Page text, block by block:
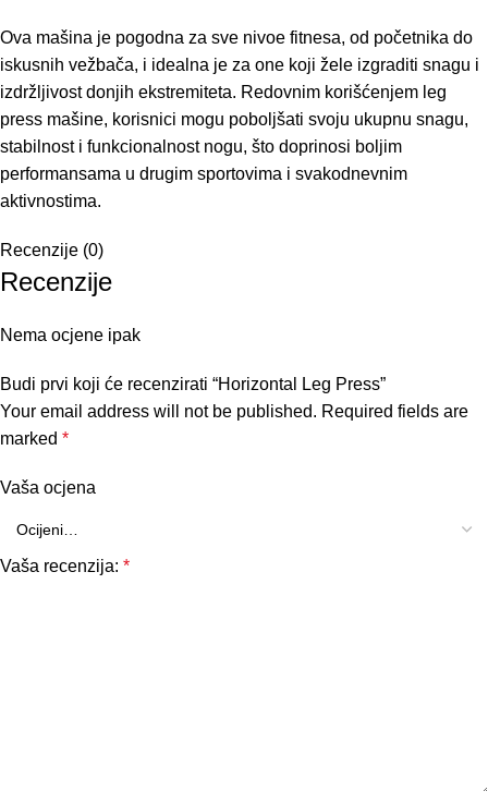
Ova mašina je pogodna za sve nivoe fitnesa, od početnika do
iskusnih vežbača, i idealna je za one koji žele izgraditi snagu i
izdržljivost donjih ekstremiteta. Redovnim korišćenjem leg
press mašine, korisnici mogu poboljšati svoju ukupnu snagu,
stabilnost i funkcionalnost nogu, što doprinosi boljim
performansama u drugim sportovima i svakodnevnim
aktivnostima.
Recenzije (0)
Recenzije
Nema ocjene ipak
Budi prvi koji će recenzirati “Horizontal Leg Press”
Your email address will not be published. Required fields are
marked *
Vaša ocjena
Vaša recenzija: *